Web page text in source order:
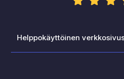
Helppokäyttöinen